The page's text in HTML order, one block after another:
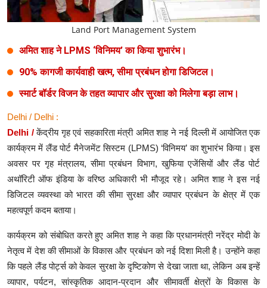
About Us
Land Port Management System
अमित शाह ने LPMS ‘विनिमय’ का किया शुभारंभ।
90% कागजी कार्यवाही खत्म, सीमा प्रबंधन होगा डिजिटल।
स्मार्ट बॉर्डर विजन के तहत व्यापार और सुरक्षा को मिलेगा बड़ा लाभ।
Delhi / Delhi :
Delhi /केंद्रीय गृह एवं सहकारिता मंत्री अमित शाह ने नई दिल्ली में आयोजित एक
कार्यक्रम में लैंड पोर्ट मैनेजमेंट सिस्टम (LPMS) ‘विनिमय’ का शुभारंभ किया। इस
अवसर पर गृह मंत्रालय, सीमा प्रबंधन विभाग, खुफिया एजेंसियों और लैंड पोर्ट
अथॉरिटी ऑफ इंडिया के वरिष्ठ अधिकारी भी मौजूद रहे। अमित शाह ने इस नई
डिजिटल व्यवस्था को भारत की सीमा सुरक्षा और व्यापार प्रबंधन के क्षेत्र में एक
महत्वपूर्ण कदम बताया।
कार्यक्रम को संबोधित करते हुए अमित शाह ने कहा कि प्रधानमंत्री नरेंद्र मोदी के
नेतृत्व में देश की सीमाओं के विकास और प्रबंधन को नई दिशा मिली है। उन्होंने कहा
कि पहले लैंड पोर्ट्स को केवल सुरक्षा के दृष्टिकोण से देखा जाता था, लेकिन अब इन्हें
व्यापार, पर्यटन, सांस्कृतिक आदान-प्रदान और सीमावर्ती क्षेत्रों के विकास के